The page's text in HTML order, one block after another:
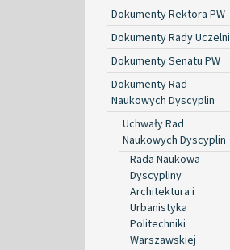
Dokumenty Rektora PW
Dokumenty Rady Uczelni
Dokumenty Senatu PW
Dokumenty Rad
Naukowych Dyscyplin
Uchwały Rad
Naukowych Dyscyplin
Rada Naukowa
Dyscypliny
Architektura i
Urbanistyka
Politechniki
Warszawskiej